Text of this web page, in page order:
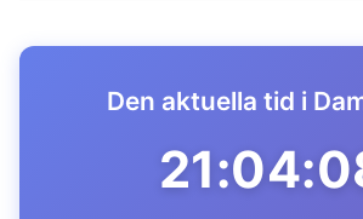
Den aktuella tid i